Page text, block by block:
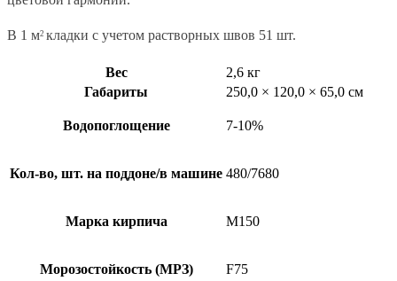
В 1 м2 кладки с учетом растворных швов 51 шт.
Вес
2,6 кг
Габариты
250,0 × 120,0 × 65,0 см
Водопоглощение 7-10%
Кол-во, шт. на поддоне/в машине 480/7680
Марка кирпича М150
Морозостойкость (МРЗ) F75